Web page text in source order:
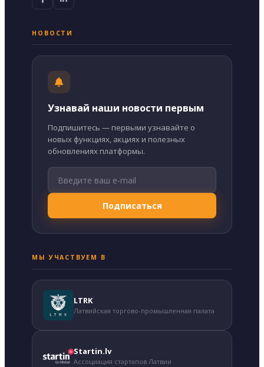
НОВОСТИ
Узнавай наши новости первым
Подпишитесь — первыми узнавайте о
новых функциях, акциях и полезных
обновлениях платформы.
Подписаться
МЫ УЧАСТВУЕМ В
LTRK
Латвийская торгово-промышленная палата
Startin.lv
Ассоциация стартапов Латвии